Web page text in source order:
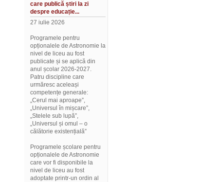
care publică știri la zi
despre educație...
27 iulie 2026
Programele pentru
opționalele de Astronomie la
nivel de liceu au fost
publicate și se aplică din
anul școlar 2026-2027.
Patru discipline care
urmăresc aceleași
competențe generale:
„Cerul mai aproape”,
„Universul în mișcare”,
„Stelele sub lupă”,
„Universul și omul – o
călătorie existențială”
Programele școlare pentru
opționalele de Astronomie
care vor fi disponibile la
nivel de liceu au fost
adoptate printr-un ordin al